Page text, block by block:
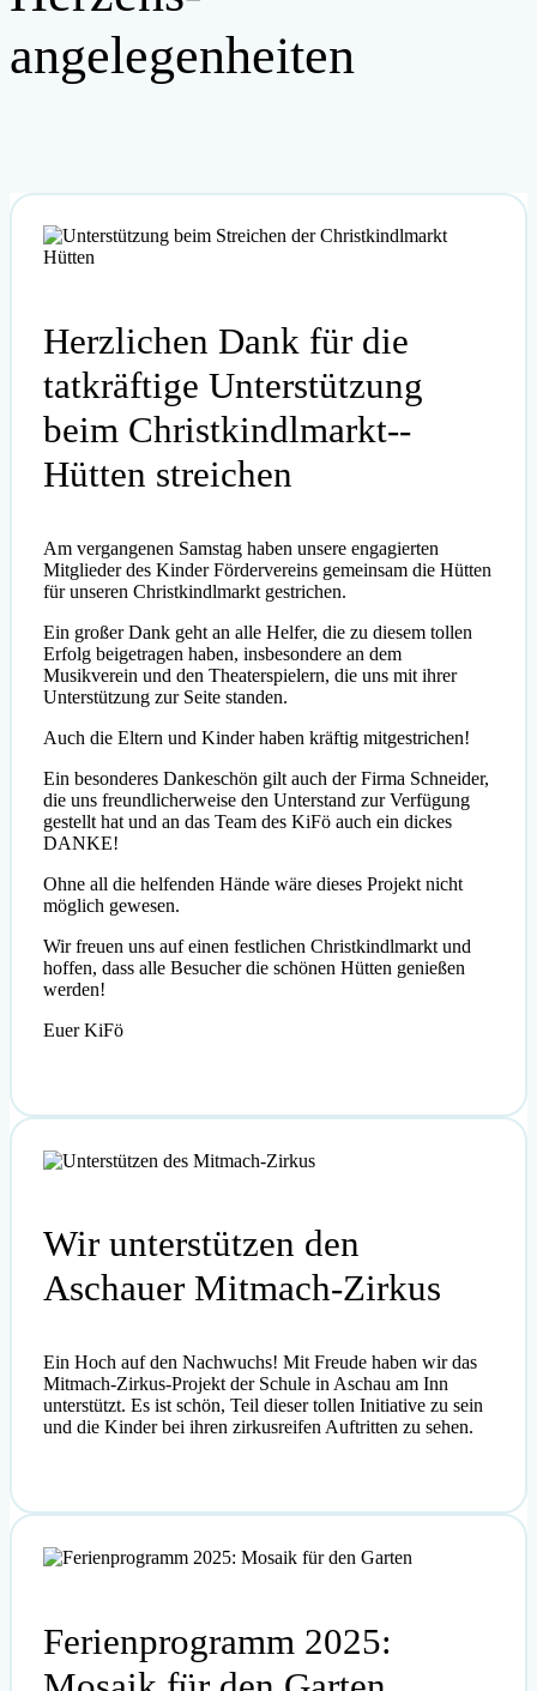
angelegenheiten
Herzlichen Dank für die
tatkräftige Unterstützung
beim Christkindlmarkt-­
Hütten streichen
Am vergangenen Samstag haben unsere engagierten
Mitglieder des Kinder Fördervereins gemeinsam die Hütten
für unseren Christkindlmarkt gestrichen.
Ein großer Dank geht an alle Helfer, die zu diesem tollen
Erfolg beigetragen haben, insbesondere an dem
Musikverein und den Theaterspielern, die uns mit ihrer
Unterstützung zur Seite standen.
Auch die Eltern und Kinder haben kräftig mitgestrichen!
Ein besonderes Dankeschön gilt auch der Firma Schneider,
die uns freundlicherweise den Unterstand zur Verfügung
gestellt hat und an das Team des KiFö auch ein dickes
DANKE!
Ohne all die helfenden Hände wäre dieses Projekt nicht
möglich gewesen.
Wir freuen uns auf einen festlichen Christkindlmarkt und
hoffen, dass alle Besucher die schönen Hütten genießen
werden!
Euer KiFö
Wir unterstützen den
Aschauer Mitmach-Zirkus
Ein Hoch auf den Nachwuchs! Mit Freude haben wir das
Mitmach-Zirkus-Projekt der Schule in Aschau am Inn
unterstützt. Es ist schön, Teil dieser tollen Initiative zu sein
und die Kinder bei ihren zirkusreifen Auftritten zu sehen.
Ferienprogramm 2025: